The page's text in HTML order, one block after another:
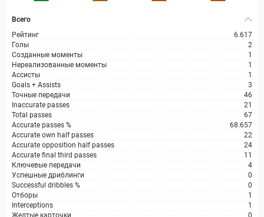
Всего
Рейтинг
6.617
Голы
2
Созданные моменты
1
Нереализованные моменты
1
Ассисты
1
Goals + Assists
3
Точные передачи
46
Inaccurate passes
21
Total passes
67
Accurate passes %
68.657
Accurate own half passes
22
Accurate opposition half passes
24
Accurate final third passes
11
Ключевые передачи
4
Успешные дриблинги
0
Successful dribbles %
0
Отборы
1
Interceptions
1
Желтые карточки
0